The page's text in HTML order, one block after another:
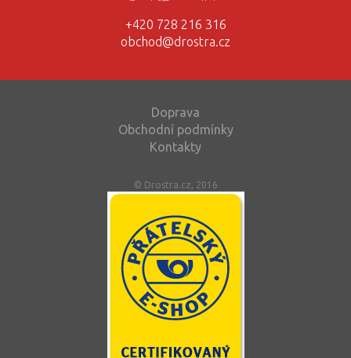
+420 728 216 316
obchod@drostra.cz
Doprava
Obchodní podmínky
Kontakty
© Drostra.cz, 2016